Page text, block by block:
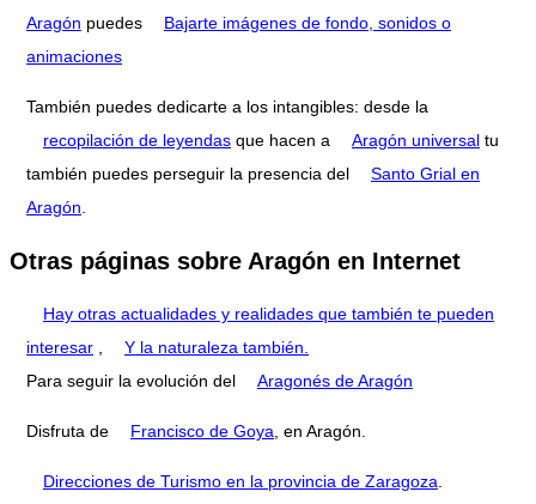
Aragón puedes
Bajarte imágenes de fondo, sonidos o
animaciones
También puedes dedicarte a los intangibles: desde la
recopilación de leyendas que hacen a Aragón universal tu
también puedes perseguir la presencia del
Santo Grial en
Aragón
Otras páginas sobre Aragón en Internet
Hay otras actualidades y realidades que también te pueden
interesar
Y la naturaleza también.
Para seguir la evolución del
Aragonés de Aragón
Disfruta de Francisco de Goya , en Aragón.
Direcciones de Turismo en la provincia de Zaragoza